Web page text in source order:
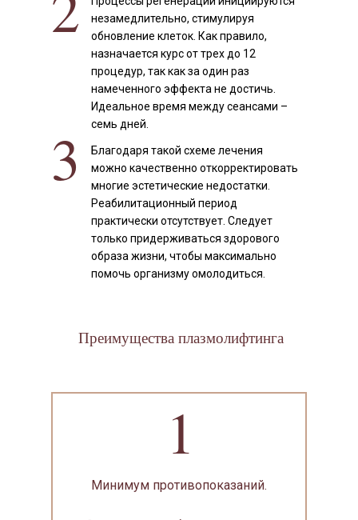
незамедлительно, стимулируя
обновление клеток. Как правило,
назначается курс от трех до 12
процедур, так как за один раз
намеченного эффекта не достичь.
Идеальное время между сеансами –
семь дней.
Благодаря такой схеме лечения
можно качественно откорректировать
многие эстетические недостатки.
Реабилитационный период
практически отсутствует. Следует
только придерживаться здорового
образа жизни, чтобы максимально
помочь организму омолодиться.
3
Преимущества плазмолифтинга
Минимум противопоказаний.
1